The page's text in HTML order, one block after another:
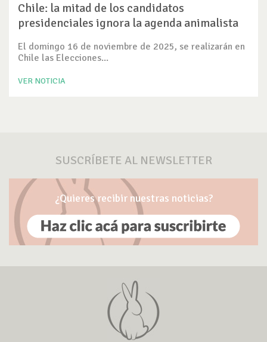
Chile: la mitad de los candidatos
presidenciales ignora la agenda animalista
El domingo 16 de noviembre de 2025, se realizarán en
Chile las Elecciones...
VER NOTICIA
SUSCRÍBETE AL NEWSLETTER
¿Quieres recibir nuestras noticias?